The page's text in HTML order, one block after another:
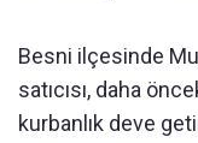
Besni ilçesinde
satıcısı, daha
kurbanlık deve